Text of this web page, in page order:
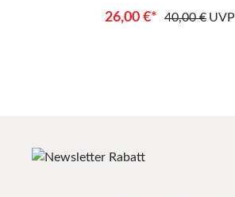
26,00 €* 40,00 € UVP